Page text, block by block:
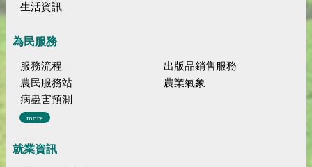
生活資訊
為民服務
服務流程
出版品銷售服務
農民服務站
農業氣象
病蟲害預測
more
就業資訊